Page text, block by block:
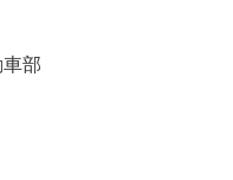
部